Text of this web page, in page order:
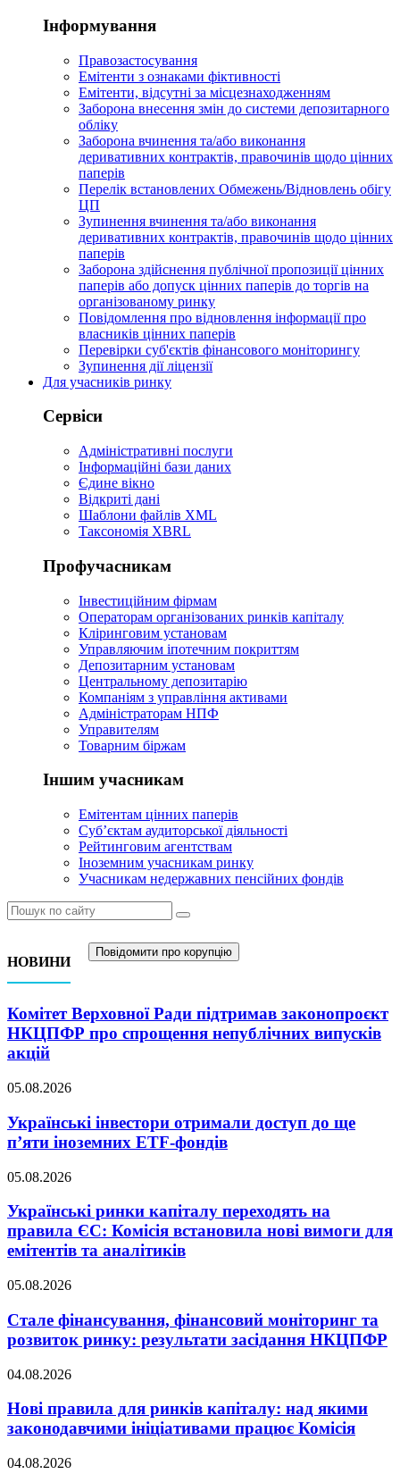
Інформування
Правозастосування
Емітенти з ознаками фіктивності
Eмітенти, відсутні за місцезнаходженням
Заборона внесення змін до системи депозитарного
обліку
Заборона вчинення та/або виконання
деривативних контрактів, правочинів щодо цінних
паперів
Перелік встановлених Обмежень/Відновлень обігу
ЦП
Зупинення вчинення та/або виконання
деривативних контрактів, правочинів щодо цінних
паперів
Заборона здійснення публічної пропозиції цінних
паперів або допуск цінних паперів до торгів на
організованому ринку
Повідомлення про відновлення інформації про
власників цінних паперів
Перевірки суб'єктів фінансового моніторингу
Зупинення дії ліцензії
Для учасників ринку
Сервіси
Адміністративні послуги
Інформаційні бази даних
Єдине вікно
Відкриті дані
Шаблони файлів XML
Таксономія XBRL
Профучасникам
Інвестиційним фірмам
Операторам організованих ринків капіталу
Кліринговим установам
Управляючим іпотечним покриттям
Депозитарним установам
Центральному депозитарію
Компаніям з управління активами
Адміністраторам НПФ
Управителям
Товарним біржам
Іншим учасникам
Емітентам цінних паперів
Суб’єктам аудиторської діяльності
Рейтинговим агентствам
Іноземним учасникам ринку
Учасникам недержавних пенсійних фондів
НОВИНИ
Повідомити про корупцію
Комітет Верховної Ради підтримав законопроєкт
НКЦПФР про спрощення непублічних випусків
акцій
05.08.2026
Українські інвестори отримали доступ до ще
п’яти іноземних ETF-фондів
05.08.2026
Українські ринки капіталу переходять на
правила ЄС: Комісія встановила нові вимоги для
емітентів та аналітиків
05.08.2026
Стале фінансування, фінансовий моніторинг та
розвиток ринку: результати засідання НКЦПФР
04.08.2026
Нові правила для ринків капіталу: над якими
законодавчими ініціативами працює Комісія
04.08.2026